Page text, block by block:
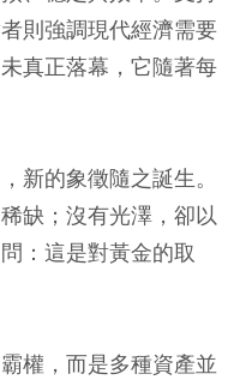
則強調現代經濟需要
真正落幕，它隨著每
新的象徵隨之誕生。
缺；沒有光澤，卻以
：這是對黃金的取
權，而是多種資產並